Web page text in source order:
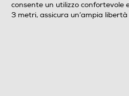
consente un utilizzo confortevole
3 metri, assicura un’ampia